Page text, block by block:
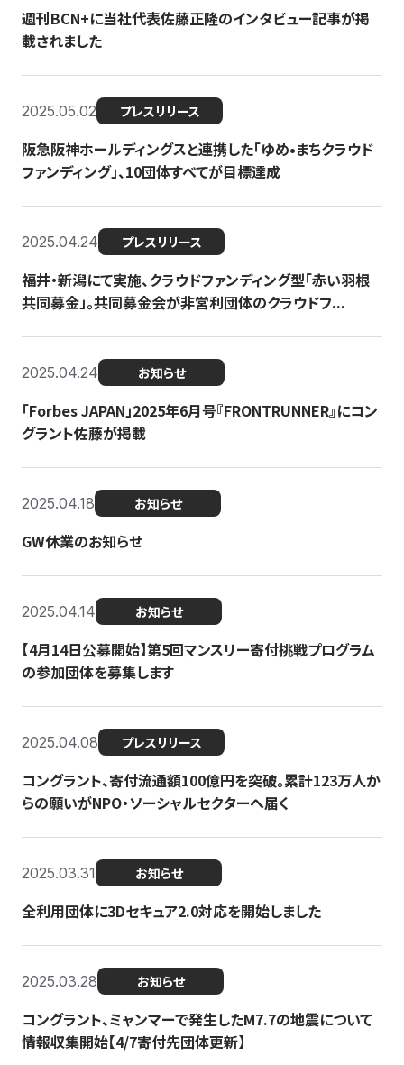
週刊BCN+に当社代表佐藤正隆のインタビュー記事が掲
載されました
2025.05.02 プレスリリース
阪急阪神ホールディングスと連携した「ゆめ•まちクラウド
ファンディング」、10団体すべてが目標達成
2025.04.24 プレスリリース
福井・新潟にて実施、クラウドファンディング型「赤い羽根
共同募金」。共同募金会が非営利団体のクラウドフ...
2025.04.24 お知らせ
「Forbes JAPAN」2025年6月号『FRONTRUNNER』にコン
グラント佐藤が掲載
2025.04.18 お知らせ
GW休業のお知らせ
2025.04.14 お知らせ
【4月14日公募開始】第5回マンスリー寄付挑戦プログラム
の参加団体を募集します
2025.04.08 プレスリリース
コングラント、寄付流通額100億円を突破。累計123万人か
らの願いがNPO・ソーシャルセクターへ届く
2025.03.31 お知らせ
全利用団体に3Dセキュア2.0対応を開始しました
2025.03.28 お知らせ
コングラント、ミャンマーで発生したM7.7の地震について
情報収集開始【4/7寄付先団体更新】